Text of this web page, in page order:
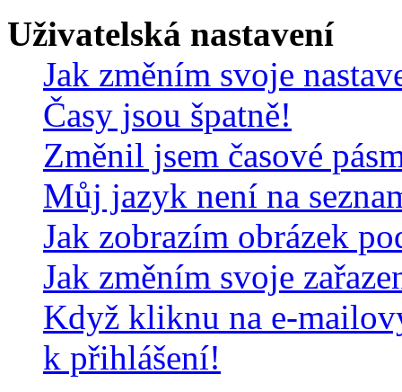
Uživatelská nastavení
Jak změním svoje
Časy jsou špatně!
Změnil jsem časové
Můj jazyk není na
Jak zobrazím obrázek
Jak změním svoje
Když kliknu na e-
k přihlášení!